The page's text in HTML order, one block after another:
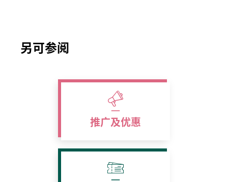
另可参阅
推广及优惠